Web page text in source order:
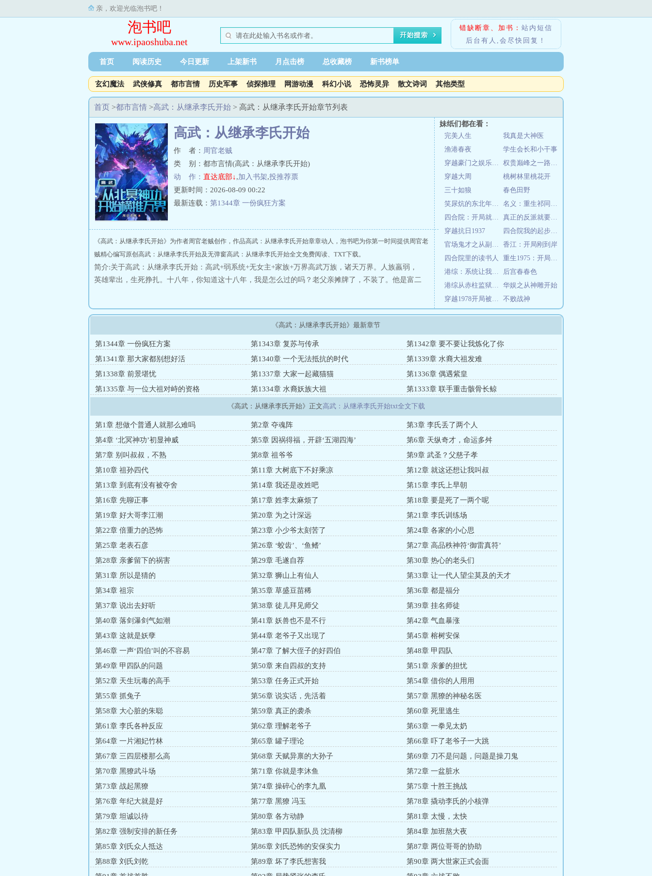
亲，欢迎光临泡书吧！
泡书吧
www.ipaoshuba.net
错缺断章、加书： 站内短信
后台有人,会尽快回复！
首页 阅读历史 今日更新 上架新书 月点击榜 总收藏榜 新书榜单
玄幻魔法 武侠修真 都市言情 历史军事 侦探推理 网游动漫 科幻小说 恐怖灵异 散文诗词 其他类型
首页 >都市言情 >高武：从继承李氏开始 > 高武：从继承李氏开始章节列表
妹纸们都在看：
完美人生
我真是大神医
渔港春夜
学生会长和小干事
穿越豪门之娱乐后宫
权贵巅峰之一路狂飙
穿越大周
桃树林里桃花开
三十如狼
春色田野
笑尿炕的东北年代文之我的大腰子
名义：重生祁同伟，从大风厂开始
四合院：开局就当爹
真正的反派就要随心所欲
穿越抗日1937
四合院我的起步有点高
官场鬼才之从副镇长到权利巅峰
香江：开局刚到岸
四合院里的读书人
重生1975：开局撕毁回城调令
港综：系统让我在洪兴搞小团体
后宫春春色
港综从赤柱监狱开始
华娱之从神雕开始
穿越1978开局被小姨子暴打
不败战神
高武：从继承李氏开始
作 者： 周官老贼
类 别：都市言情(高武：从继承李氏开始)
动 作： 直达底部↓,加入书架,投推荐票
更新时间：2026-08-09 00:22
最新连载： 第1344章 一份疯狂方案
《高武：从继承李氏开始》为作者周官老贼创作，作品高武：从继承李氏开始章章动人，泡书吧为你第一时间提供周官老
贼精心编写原创高武：从继承李氏开始及无弹窗高武：从继承李氏开始全文免费阅读、TXT下载。
简介:关于高武：从继承李氏开始：高武+弱系统+无女主+家族+万界高武万族，诸天万界。人族羸弱，
英雄辈出，生死挣扎。十八年，你知道这十八年，我是怎么过的吗？老父亲摊牌了，不装了。他是富二
《高武：从继承李氏开始》最新章节
第1344章 一份疯狂方案 第1343章 复苏与传承
第1342章 要不要让我炼化了你
第1341章 那大家都别想好活
第1340章 一个无法抵抗的时代
第1339章 水裔大祖发难
第1338章 前景堪忧
第1337章 大家一起藏猫猫
第1336章 偶遇紫皇
第1335章 与一位大祖对峙的资格
第1334章 水裔妖族大祖 第1333章 联手重击骸骨长鲸
《高武：从继承李氏开始》正文高武：从继承李氏开始txt全文下载
第1章 想做个普通人就那么难吗 第2章 夺魂阵
第3章 李氏丢了两个人
第4章 ‘北冥神功’初显神威
第5章 因祸得福，开辟‘五湖四海’
第6章 天纵奇才，命运多舛
第7章 别叫叔叔，不熟
第8章 祖爷爷
第9章 武圣？父慈子孝
第10章 祖孙四代
第11章 大树底下不好乘凉
第12章 就这还想让我叫叔
第13章 到底有没有被夺舍
第14章 我还是改姓吧
第15章 李氏上早朝
第16章 先聊正事
第17章 姓李太麻烦了
第18章 要是死了一两个呢
第19章 好大哥李江潮
第20章 为之计深远
第21章 李氏训练场
第22章 倍重力的恐怖
第23章 小少爷太刻苦了
第24章 各家的小心思
第25章 老表石彦
第26章 ‘蛟齿’、‘鱼鳍’
第27章 高品秩神符‘御雷真符’
第28章 亲爹留下的祸害
第29章 毛遂自荐
第30章 热心的老头们
第31章 所以是猜的
第32章 狮山上有仙人
第33章 让一代人望尘莫及的天才
第34章 祖宗
第35章 草盛豆苗稀
第36章 都是福分
第37章 说出去好听
第38章 徒儿拜见师父
第39章 挂名师徒
第40章 落剑瀑剑气如潮
第41章 妖兽也不是不行
第42章 气血暴涨
第43章 这就是妖孽
第44章 老爷子又出现了
第45章 榕树安保
第46章 一声‘四伯’叫的不容易
第47章 了解大侄子的好四伯
第48章 甲四队
第49章 甲四队的问题
第50章 来自四叔的支持
第51章 亲爹的担忧
第52章 天生玩毒的高手
第53章 任务正式开始
第54章 借你的人用用
第55章 抓兔子
第56章 说实话，先活着
第57章 黑獠的神秘名医
第58章 大心脏的朱聪
第59章 真正的袭杀
第60章 死里逃生
第61章 李氏各种反应
第62章 理解老爷子
第63章 一拳见太奶
第64章 一片湘妃竹林
第65章 罐子理论
第66章 吓了老爷子一大跳
第67章 三四层楼那么高
第68章 天赋异禀的大孙子
第69章 刀不是问题，问题是操刀鬼
第70章 黑獠武斗场
第71章 你就是李沐鱼
第72章 一盆脏水
第73章 战起黑獠
第74章 操碎心的李九凰
第75章 十胜王挑战
第76章 年纪大就是好
第77章 黑獠 冯玉
第78章 撬动李氏的小核弹
第79章 坦诚以待
第80章 各方动静
第81章 太慢，太快
第82章 强制安排的新任务
第83章 甲四队新队员 沈清柳
第84章 加班熬大夜
第85章 刘氏众人抵达
第86章 刘氏恐怖的安保实力
第87章 两位哥哥的协助
第88章 刘氏刘乾
第89章 坏了李氏想害我
第90章 两大世家正式会面